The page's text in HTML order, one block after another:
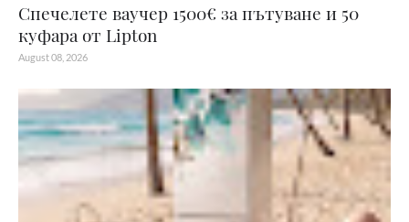
Спечелете ваучер 1500€ за пътуване и 50
куфара от Lipton
August 08, 2026